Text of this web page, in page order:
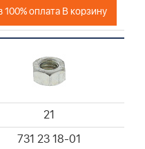
оплата В корзину
21
731 23 18-01